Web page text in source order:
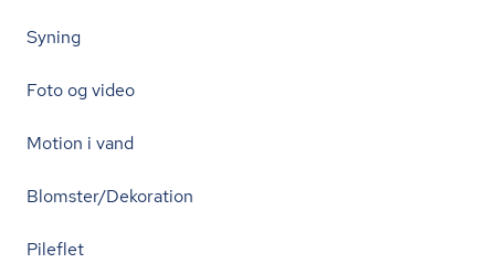
Syning
Foto og video
Motion i vand
Blomster/Dekoration
Pileflet